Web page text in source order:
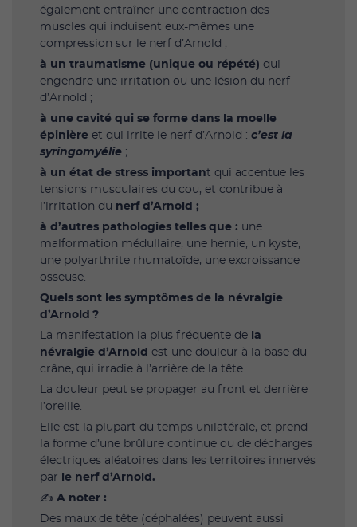
également entraîner une contraction des
muscles qui induisent eux-mêmes une
compression sur le nerf d’Arnold ;
à un traumatisme (unique ou répété) qui
engendre une irritation ou une lésion du nerf
d’Arnold ;
à une cavité qui se forme dans la moelle
épinière et qui irrite le nerf d’Arnold : c’est la
syringomyélie ;
à un état de stress important qui accentue les
tensions musculaires du cou, et contribue à
l’irritation du nerf d’Arnold ;
à d’autres pathologies telles que : une
malformation médullaire, une hernie, un kyste,
une polyarthrite rhumatoïde, une excroissance
osseuse.
Quels sont les symptômes de la névralgie
d’Arnold ?
La manifestation la plus fréquente de la
névralgie d’Arnold est une douleur à la base du
crâne, qui irradie à l’arrière de la tête.
La douleur peut se propager au front et derrière
l’oreille.
Elle est la plupart du temps unilatérale, et prend
la forme d’une brûlure continue ou de décharges
électriques aléatoires dans les territoires innervés
par
le nerf d’Arnold.
‎✍️ A noter :
Des maux de tête (céphalées) peuvent aussi